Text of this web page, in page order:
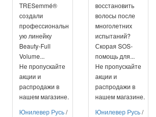
TRESemmé®
создали
профессиональн
ую линейку
Beauty-Full
Volume...
Не пропускайте
акции и
распродажи в
нашем магазине.
Юнилевер Русь/
восстановить
волосы после
многолетних
испытаний?
Скорая SOS-
помощь для...
Не пропускайте
акции и
распродажи в
нашем магазине.
Юнилевер Русь/